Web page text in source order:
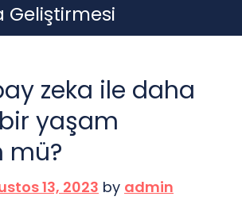
Geliştirmesi
zeka ile daha
yaşam
mü?
13, 2023 by admin